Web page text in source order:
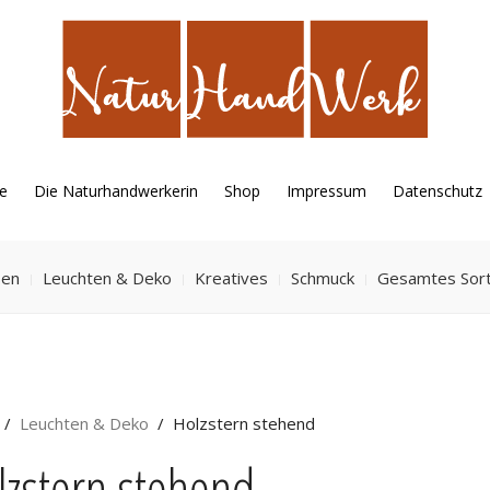
Die Naturhandwerkerin Shop Impressum Datenschutz
Leuchten & Deko Kreatives Schmuck Gesamtes
Leuchten & Deko Holzstern stehend